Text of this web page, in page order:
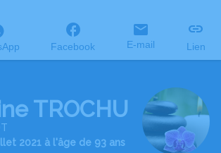
Facebook E-mail Lien
TROCHU
2021 à l'âge de 93 ans